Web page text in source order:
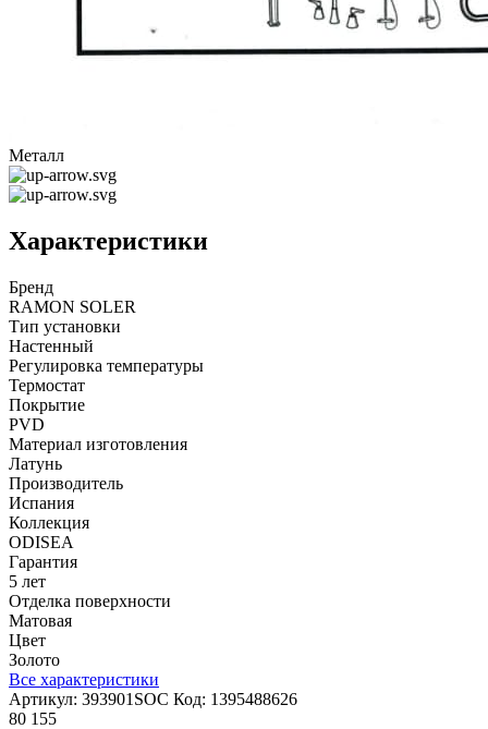
Металл
Характеристики
Бренд
RAMON SOLER
Тип установки
Настенный
Регулировка температуры
Термостат
Покрытие
PVD
Материал изготовления
Латунь
Производитель
Испания
Коллекция
ODISEA
Гарантия
5 лет
Отделка поверхности
Матовая
Цвет
Золото
Все характеристики
Артикул: 393901SOC Код: 1395488626
80 155